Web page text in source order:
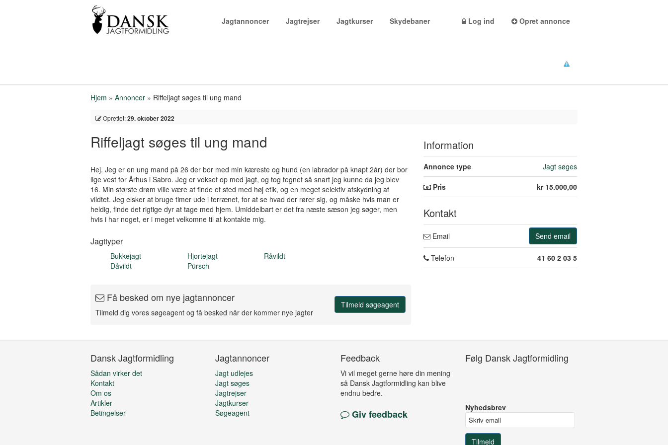
Jagtannoncer Jagtrejser Jagtkurser Skydebaner Log ind Opret annonce
Hjem » Annoncer » Riffeljagt søges til ung mand
Oprettet:29. oktober 2022
Riffeljagt søges til ung mand
Hej. Jeg er en ung mand på 26 der bor med min kæreste og hund (en labrador på knapt 2år) der bor
lige vest for Århus i Sabro. Jeg er vokset op med jagt, og tog tegnet så snart jeg kunne da jeg blev
16. Min største drøm ville være at finde et sted med høj etik, og en meget selektiv afskydning af
vildtet. Jeg elsker at bruge timer ude i terrænet, for at se hvad der rører sig, og måske hvis man er
heldig, finde det rigtige dyr at tage med hjem. Umiddelbart er det fra næste sæson jeg søger, men
hvis i har noget, er i meget velkomne til at kontakte mig.
Jagttyper
Bukkejagt
Dåvildt
Hjortejagt
Pürsch
Råvildt
Få besked om nye jagtannoncer
Tilmeld dig vores søgeagent og få besked når der kommer nye jagter
Tilmeld søgeagent
Information
Annonce type Jagt søges
Pris kr 15.000,00
Kontakt
Email Send email
Telefon 41 60 2 03 5
Dansk Jagtformidling
Sådan virker det
Kontakt
Om os
Artikler
Betingelser
Jagtannoncer
Jagt udlejes
Jagt søges
Jagtrejser
Jagtkurser
Søgeagent
Feedback
Vi vil meget gerne høre din mening
så Dansk Jagtformidling kan blive
endnu bedre.
Giv feedback
Følg Dansk Jagtformidling
Nyhedsbrev